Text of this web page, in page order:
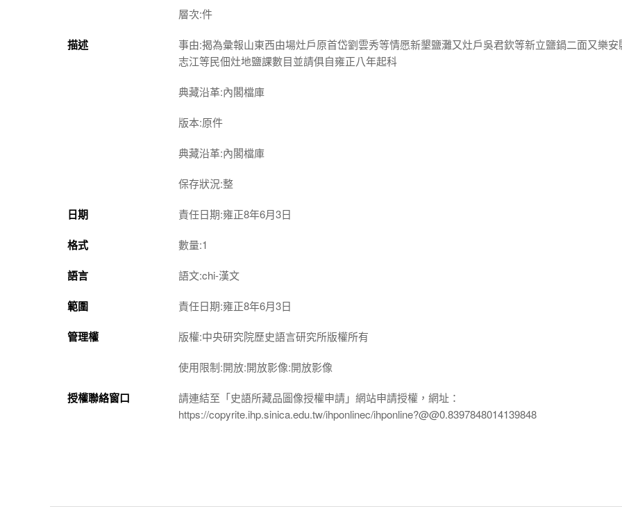
層次:件
描述
事由:揭為彙報山東西由場灶戶原首岱劉雲秀等情愿新墾鹽灘又灶戶吳君欽等新立鹽鍋二面又樂安
志江等民佃灶地鹽課數目並請俱自雍正八年起科
典藏沿革:內閣檔庫
版本:原件
典藏沿革:內閣檔庫
保存狀況:整
日期 責任日期:雍正8年6月3日
格式 數量:1
語言 語文:chi-漢文
範圍 責任日期:雍正8年6月3日
管理權 版權:中央研究院歷史語言研究所版權所有
使用限制:開放:開放影像:開放影像
授權聯絡窗口
請連結至「史語所藏品圖像授權申請」網站申請授權，網址：
https://copyrite.ihp.sinica.edu.tw/ihponlinec/ihponline?@@0.8397848014139848